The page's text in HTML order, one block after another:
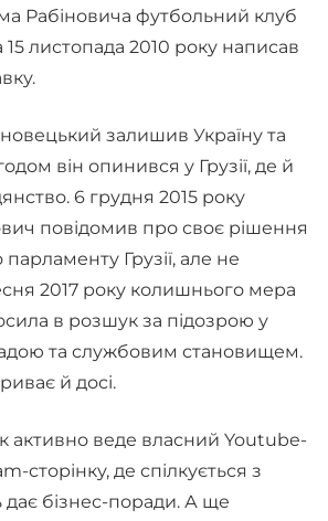
Рабіновича футбольний клуб
15 листопада 2010 року написав
залишив Україну та
він опинився у Грузії, де й
6 грудня 2015 року
повідомив про своє рішення
Грузії, але не
2017 року колишнього мера
в розшук за підозрою у
та службовим становищем.
й досі.
активно веде власний Youtube-
сторінку, де спілкується з
бізнес-поради. А ще